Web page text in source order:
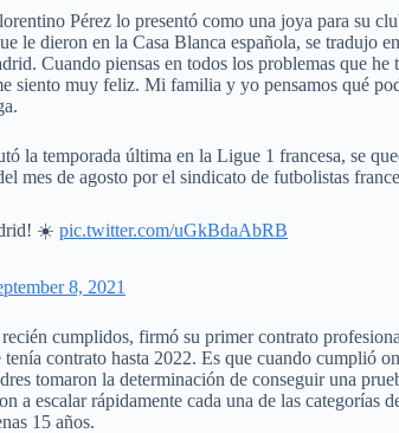
Pérez lo presentó como una joya para su
le dieron en la Casa Blanca española, se tradujo
Cuando piensas en todos los problemas que
muy feliz. Mi familia y yo pensamos qué
la temporada última en la Ligue 1 francesa, se
mes de agosto por el sindicato de futbolistas
☀️ pic.twitter.com/uGkBdaAbRB
8, 2021
cumplidos, firmó su primer contrato
contrato hasta 2022. Es que cuando cumplió
tomaron la determinación de conseguir una
a escalar rápidamente cada una de las categorías
15 años.